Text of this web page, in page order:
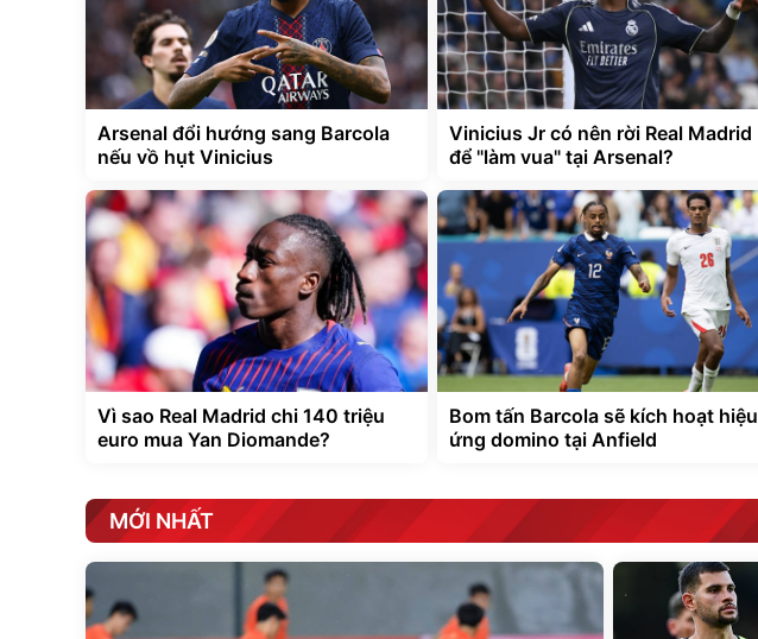
Arsenal đổi hướng sang Barcola
nếu vồ hụt Vinicius
Vinicius Jr có nên rời Real Madrid
để "làm vua" tại Arsenal?
Vì sao Real Madrid chi 140 triệu
euro mua Yan Diomande?
Bom tấn Barcola sẽ kích hoạt hiệu
ứng domino tại Anfield
MỚI NHẤT